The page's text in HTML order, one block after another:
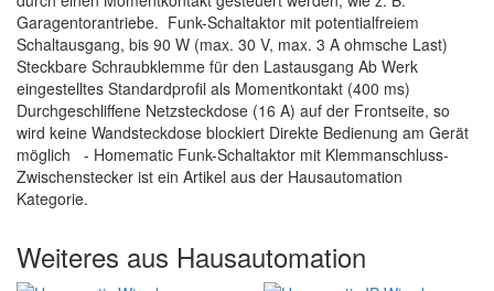
Garagentorantriebe. Funk-Schaltaktor mit potentialfreiem
Schaltausgang, bis 90 W (max. 30 V, max. 3 A ohmsche Last)
Steckbare Schraubklemme für den Lastausgang Ab Werk
eingestelltes Standardprofil als Momentkontakt (400 ms)
Durchgeschliffene Netzsteckdose (16 A) auf der Frontseite, so
wird keine Wandsteckdose blockiert Direkte Bedienung am Gerät
möglich - Homematic Funk-Schaltaktor mit Klemmanschluss-
Zwischenstecker ist ein Artikel aus der Hausautomation
Kategorie.
Weiteres aus Hausautomation